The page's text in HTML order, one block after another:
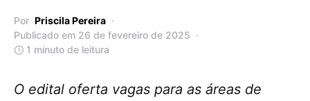
Por Priscila Pereira
Publicado em 26 de fevereiro de 2025
1 minuto de leitura
O edital oferta vagas para as áreas de